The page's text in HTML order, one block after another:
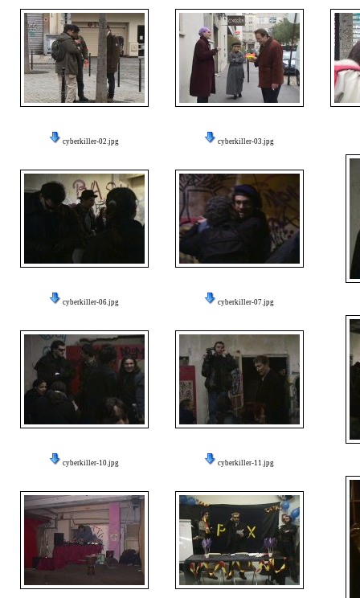
cyberkiller-02.jpg cyberkiller-03.jpg
cyberkiller-06.jpg cyberkiller-07.jpg
cyberkiller-10.jpg cyberkiller-11.jpg